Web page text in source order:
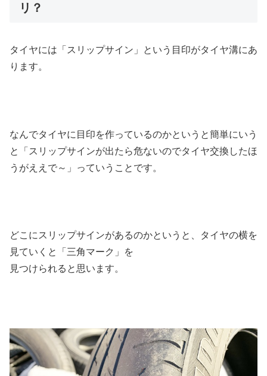
リ？
タイヤには「スリップサイン」という目印がタイヤ溝にあ
ります。
なんでタイヤに目印を作っているのかというと簡単にいう
と「スリップサインが出たら危ないのでタイヤ交換したほ
うがええで～」っていうことです。
どこにスリップサインがあるのかというと、タイヤの横を
見ていくと「三角マーク」を
見つけられると思います。